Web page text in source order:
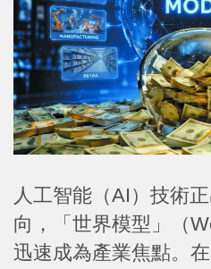
人工智能（AI）技術
向，「世界模型」（
迅速成為產業焦點。